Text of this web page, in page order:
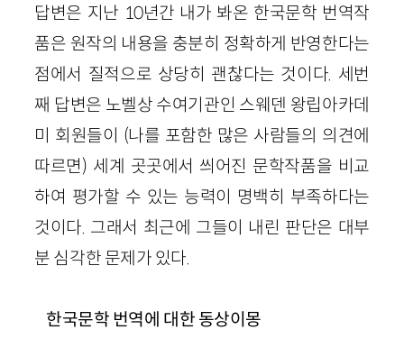
답변은 지난 10년간 내가 봐온 한국문학 번역작
품은 원작의 내용을 충분히 정확하게 반영한다는
점에서 질적으로 상당히 괜찮다는 것이다. 세번
째 답변은 노벨상 수여기관인 스웨덴 왕립아카데
미 회원들이 (나를 포함한 많은 사람들의 의견에
따르면) 세계 곳곳에서 씌어진 문학작품을 비교
하여 평가할 수 있는 능력이 명백히 부족하다는
것이다. 그래서 최근에 그들이 내린 판단은 대부
분 심각한 문제가 있다.
한국문학 번역에 대한 동상이몽